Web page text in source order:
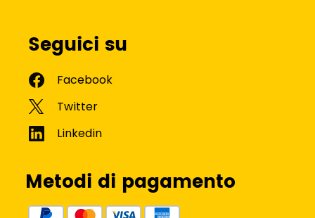
Seguici su
Metodi di pagamento